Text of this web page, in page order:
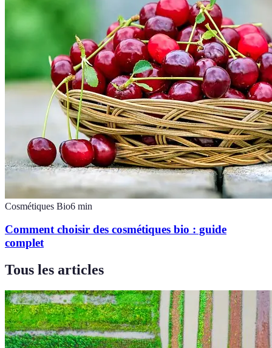
Cosmétiques Bio6 min
Comment choisir des cosmétiques bio : guide
complet
Tous les articles